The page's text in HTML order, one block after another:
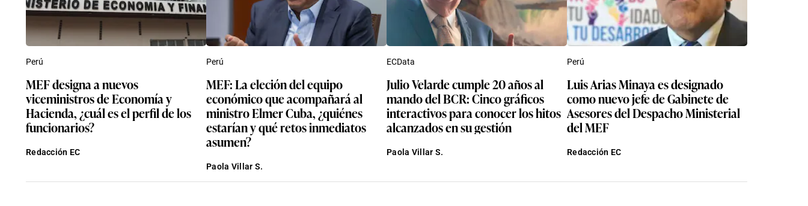
Perú
MEF designa a nuevos
viceministros de Economía y
Hacienda, ¿cuál es el perfil de los
funcionarios?
Redacción EC
Perú
MEF: La eleción del equipo
económico que acompañará al
ministro Elmer Cuba, ¿quiénes
estarían y qué retos inmediatos
asumen?
Paola Villar S.
ECData
Julio Velarde cumple 20 años al
mando del BCR: Cinco gráficos
interactivos para conocer los hitos
alcanzados en su gestión
Paola Villar S.
Perú
Luis Arias Minaya es designado
como nuevo jefe de Gabinete de
Asesores del Despacho Ministerial
del MEF
Redacción EC